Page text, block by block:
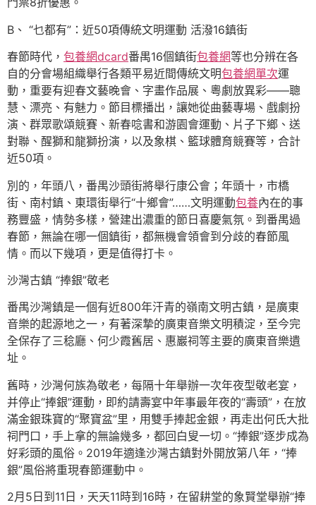
B、 “乜都有”：近50項傳統文明運動 活潑16鎮街
春節時代， 包養網dcard番禺16個鎮街包養網等也分辨在各
自的分會場組織舉行各類平易近間傳統文明包養網單次運
動，重要有迎春文藝晚會、字畫作品展、粵劇放異彩——聰
慧、漂亮、有魅力。節目標播出，讓她從曲藝專場、戲劇扮
演、群眾歌頌競賽、新春唸書和游園會運動、片子下鄉、送
對聯、醒獅和龍獅扮演，以及象棋、籃球體育競賽等，合計
近50項。
別的，年頭八，番禺沙頭街將舉行康公會；年頭十，市橋
街、南村鎮、東環街舉行“十鄉會”……文明運動包養內在的事
務豐盛，情勢多樣，營建出濃重的節日喜慶氣氛。到番禺過
春節，無論在哪一個鎮街，都無機會領會到分歧的春節風
情。而以下幾項，更是值得打卡。
沙灣古鎮 “捧銀”敬老
番禺沙灣鎮是一個有近800年汗青的嶺南文明古鎮，是廣東
音樂的起源地之一，有著深摯的廣東音樂文明積淀，至今完
全保存了三稔廳、何少霞舊居、惠巖祠等主要的廣東音樂遺
址。
舊時，沙灣何族為敬老，每隔十年舉辦一次年夜型敬老宴，
并停止“捧銀”運動，即約請壽宴中年事最年夜的“壽頭”，在放
滿金銀珠寶的“聚寶盆”里，用雙手捧起金銀，再走出何氏大批
祠門口，手上拿的無論幾多，都回白叟一切。“捧銀”逐步成為
好彩頭的風俗。2019年適逢沙灣古鎮對外開放第八年，“捧
銀”風俗將重現春節運動中。
2月5日到11日，天天11時到16時，在留耕堂的象賢堂舉辦“捧